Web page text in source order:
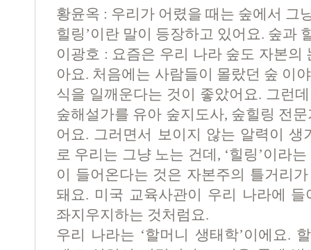
황윤옥 : 우리가 어렸을 때는 숲에서 그
힐링’이란 말이 등장하고 있어요. 숲과
이광호 : 요즘은 우리 나라 숲도 자본의
아요. 처음에는 사람들이 몰랐던 숲 이
식을 일깨운다는 것이 좋았어요. 그런
숲해설가를 유아 숲지도사, 숲힐링 전
어요. 그러면서 보이지 않는 알력이 생
로 우리는 그냥 노는 건데, ‘힐링’이라
이 들어온다는 것은 자본주의 틀거리
돼요. 미국 교육사관이 우리 나라에
좌지우지하는 것처럼요.
우리 나라는 ‘할머니 생태학’이에요.